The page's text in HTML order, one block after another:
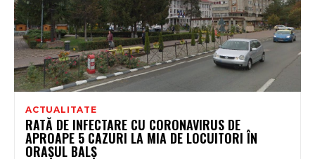
ACTUALITATE
RATĂ DE INFECTARE CU CORONAVIRUS DE
APROAPE 5 CAZURI LA MIA DE LOCUITORI ÎN
ORAȘUL BALȘ